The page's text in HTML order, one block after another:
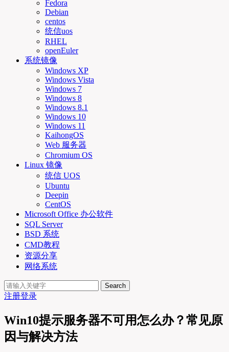
Fedora
Debian
centos
统信uos
RHEL
openEuler
系统镜像
Windows XP
Windows Vista
Windows 7
Windows 8
Windows 8.1
Windows 10
Windows 11
KaihongOS
Web 服务器
Chromium OS
Linux 镜像
统信 UOS
Ubuntu
Deepin
CentOS
Microsoft Office 办公软件
SQL Server
BSD 系统
CMD教程
资源分享
网络系统
Search
注册登录
Win10提示服务器不可用怎么办？常见原
因与解决方法